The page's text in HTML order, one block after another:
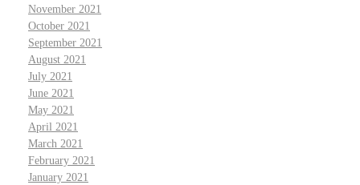
November 2021
October 2021
September 2021
August 2021
July 2021
June 2021
May 2021
April 2021
March 2021
February 2021
January 2021